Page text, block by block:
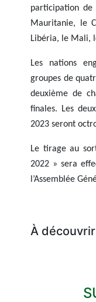
participation
Mauritanie, le
Libéria, le Mali,
Les nations
groupes de
deuxième de
finales. Les
2023 seront
Le tirage au
2022 » sera
l’Assemblée
À